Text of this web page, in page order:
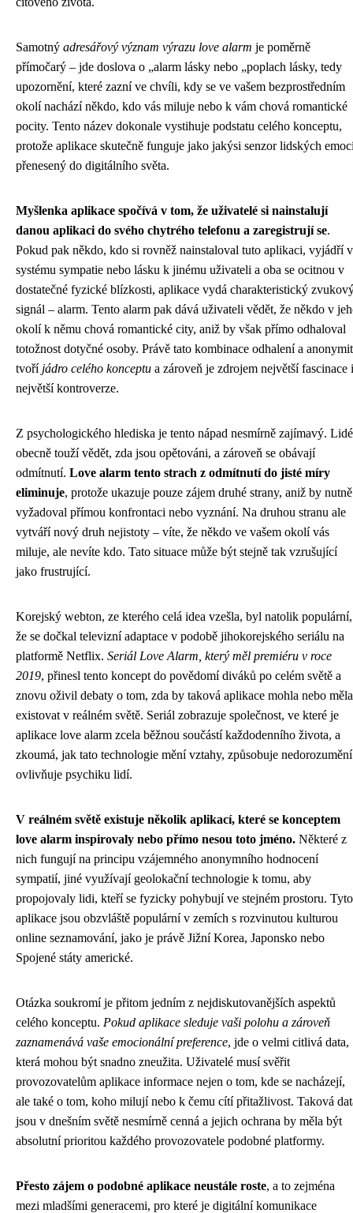
Samotný adresářový význam výrazu love alarm je poměrně
přímočarý – jde doslova o „alarm lásky nebo „poplach lásky, tedy
upozornění, které zazní ve chvíli, kdy se ve vašem bezprostředním
okolí nachází někdo, kdo vás miluje nebo k vám chová romantické
pocity. Tento název dokonale vystihuje podstatu celého konceptu,
protože aplikace skutečně funguje jako jakýsi senzor lidských
přenesený do digitálního světa.
Myšlenka aplikace spočívá v tom, že uživatelé si nainstalují
danou aplikaci do svého chytrého telefonu a zaregistrují se.
Pokud pak někdo, kdo si rovněž nainstaloval tuto aplikaci, vyjádří v
systému sympatie nebo lásku k jinému uživateli a oba se ocitnou v
dostatečné fyzické blízkosti, aplikace vydá charakteristický
signál – alarm. Tento alarm pak dává uživateli vědět, že někdo v
okolí k němu chová romantické city, aniž by však přímo odhaloval
totožnost dotyčné osoby. Právě tato kombinace odhalení a
tvoří jádro celého konceptu a zároveň je zdrojem největší fascinace i
největší kontroverze.
Z psychologického hlediska je tento nápad nesmírně zajímavý. Lidé
obecně touží vědět, zda jsou opětováni, a zároveň se obávají
odmítnutí. Love alarm tento strach z odmítnutí do jisté míry
eliminuje, protože ukazuje pouze zájem druhé strany, aniž by nutně
vyžadoval přímou konfrontaci nebo vyznání. Na druhou stranu ale
vytváří nový druh nejistoty – víte, že někdo ve vašem okolí vás
miluje, ale nevíte kdo. Tato situace může být stejně tak vzrušující
jako frustrující.
Korejský webton, ze kterého celá idea vzešla, byl natolik populární,
že se dočkal televizní adaptace v podobě jihokorejského seriálu na
platformě Netflix. Seriál Love Alarm, který měl premiéru v roce
2019, přinesl tento koncept do povědomí diváků po celém světě a
znovu oživil debaty o tom, zda by taková aplikace mohla nebo měla
existovat v reálném světě. Seriál zobrazuje společnost, ve které je
aplikace love alarm zcela běžnou součástí každodenního života, a
zkoumá, jak tato technologie mění vztahy, způsobuje
ovlivňuje psychiku lidí.
V reálném světě existuje několik aplikací, které se konceptem
love alarm inspirovaly nebo přímo nesou toto jméno. Některé z
nich fungují na principu vzájemného anonymního hodnocení
sympatií, jiné využívají geolokační technologie k tomu, aby
propojovaly lidi, kteří se fyzicky pohybují ve stejném prostoru. Tyto
aplikace jsou obzvláště populární v zemích s rozvinutou kulturou
online seznamování, jako je právě Jižní Korea, Japonsko nebo
Spojené státy americké.
Otázka soukromí je přitom jedním z nejdiskutovanějších aspektů
celého konceptu. Pokud aplikace sleduje vaši polohu a zároveň
zaznamenává vaše emocionální preference, jde o velmi citlivá data,
která mohou být snadno zneužita. Uživatelé musí svěřit
provozovatelům aplikace informace nejen o tom, kde se nacházejí,
ale také o tom, koho milují nebo k čemu cítí přitažlivost. Taková
jsou v dnešním světě nesmírně cenná a jejich ochrana by měla být
absolutní prioritou každého provozovatele podobné platformy.
Přesto zájem o podobné aplikace neustále roste, a to zejména
mezi mladšími generacemi, pro které je digitální komunikace